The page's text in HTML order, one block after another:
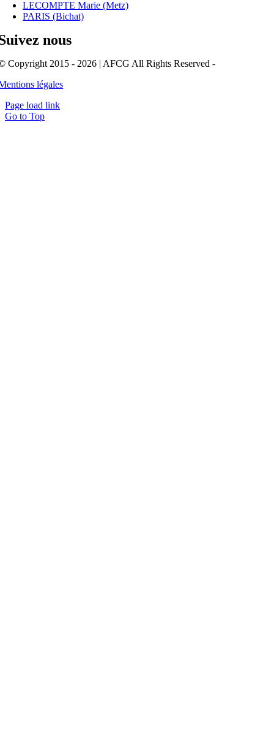
LECOMPTE Marie (Metz)
PARIS (Bichat)
nous
Copyright 2015 - 2026 | AFCG All Rights Reserved -
légales
Page load link
Go to Top